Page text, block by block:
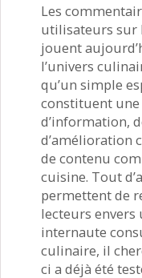
Les
utilisateurs sur
jouent
l’univers
qu’un simple
constituent
d’information,
d’amélioration
de contenu
cuisine. Tout
permettent de
lecteurs envers
internaute
culinaire, il
ci a déjà été